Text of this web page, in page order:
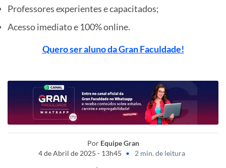
Professores experientes e capacitados;
Acesso imediato e 100% online.
Quero ser aluno da Gran Faculdade!
Por Equipe Gran
4 de Abril de 2025 - 13h45 • 2 min. de leitura